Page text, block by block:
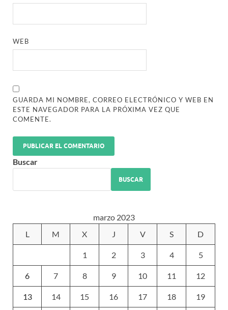
WEB
GUARDA MI NOMBRE, CORREO ELECTRÓNICO Y WEB EN
ESTE NAVEGADOR PARA LA PRÓXIMA VEZ QUE
COMENTE.
Buscar
BUSCAR
marzo 2023
L
M X J V S D
1 2 3 4 5
6 7 8 9 10 11 12
13 14 15 16 17 18 19